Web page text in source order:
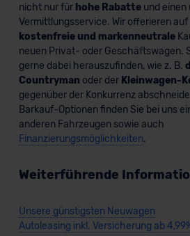
nicht nur für hohe Rabatteund einen
Vermittlungsservice. Wir offerieren
kostenfreie und markenneutrale
neuen Privat- oder Geschäftswagen.
gerne dabei herauszufinden, wie z. B.
Countryman oder der Kleinwagen-
gegenüber der Konkurrenz
Barkauf-Optionen finden Sie bei uns
anderen Fahrzeugen sowie auch
Finanzierungsmöglichkeiten.
Weiterführende
Unsere günstigsten Neuwagen
Autoleasing inkl. Versicherung ab